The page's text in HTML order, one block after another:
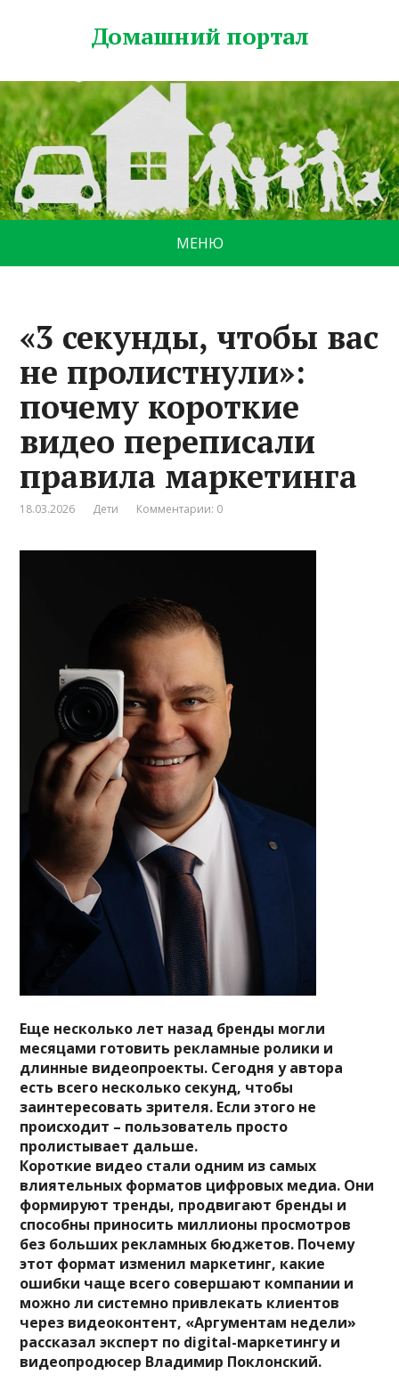
Домашний портал
МЕНЮ
«3 секунды, чтобы вас
не пролистнули»:
почему короткие
видео переписали
правила маркетинга
18.03.2026 Дети Комментарии: 0
Еще несколько лет назад бренды могли
месяцами готовить рекламные ролики и
длинные видеопроекты. Сегодня у автора
есть всего несколько секунд, чтобы
заинтересовать зрителя. Если этого не
происходит – пользователь просто
пролистывает дальше.
Короткие видео стали одним из самых
влиятельных форматов цифровых медиа. Они
формируют тренды, продвигают бренды и
способны приносить миллионы просмотров
без больших рекламных бюджетов. Почему
этот формат изменил маркетинг, какие
ошибки чаще всего совершают компании и
можно ли системно привлекать клиентов
через видеоконтент, «Аргументам недели»
рассказал эксперт по digital-маркетингу и
видеопродюсер Владимир Поклонский.